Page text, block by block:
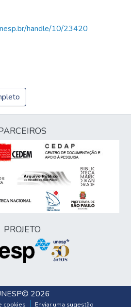
handle/10/23420
PROJETO
© 2026
cookies Enviar uma sugestão